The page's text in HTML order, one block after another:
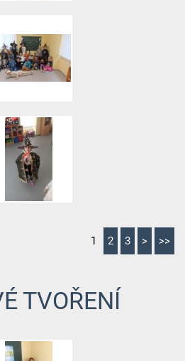
1 2 3 > >>
TVOŘENÍ